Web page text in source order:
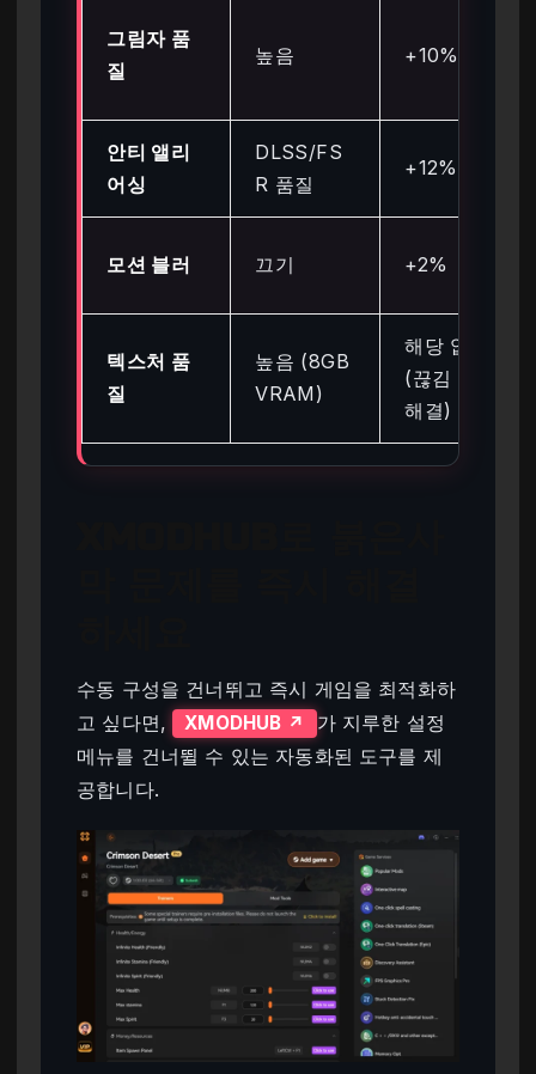
그림자 품
질
높음 +10%
안티 앨리
어싱
DLSS/FS
R 품질
+12%
모션 블러 끄기 +2%
텍스처 품
질
높음 (8GB
VRAM)
해당 없음
(끊김 현상
해결)
수동 구성을 건너뛰고 즉시 게임을 최적화하
고 싶다면,
XMODHUB ↗
가 지루한 설정
메뉴를 건너뛸 수 있는 자동화된 도구를 제
공합니다.